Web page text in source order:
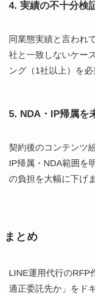
4. 実績の不十分検
同業態実績と言われ
社と一致しないケー
ング（1社以上）を必
5. NDA・IP帰属を
契約後のコンテンツ
IP帰属・NDA範囲を
の負担を大幅に下げま
まとめ
LINE運用代行のRFP
適正委託先か」をド